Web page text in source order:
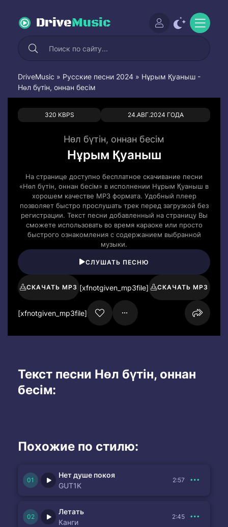
DriveMusic
DriveMusic » Русские песни 2024 » Нұрым Қуаныш -
Нөл бүтін, оннан бесім
320 KBPS 24.АВГ.2024 ГОДА
0 0
Нөл бүтін, оннан бесім
Нұрым Қуаныш
На странице доступно бесплатное скачивание песни
«Нөл бүтін, оннан бесім» в исполнении Нұрым Қуаныш в
хорошем качестве MP3 формата. Удобный плеер
позволяет быстро прослушать трек перед загрузкой без
регистрации. Текст песни добавленный на страницу Вы
сможете использовать во время караоке или просто
быстрого ознакомления с содержанием выбранной
музыки.
СЛУШАТЬ ПЕСНЮ
СКАЧАТЬ MP3 [xfnotgiven_mp3file] СКАЧАТЬ MP3
[xfnotgiven_mp3file]
Текст песни Нөл бүтін, оннан
бесім:
Похожие по стилю:
Нет душе покоя
GUT1K
2:57
Летать
Канги
2:45